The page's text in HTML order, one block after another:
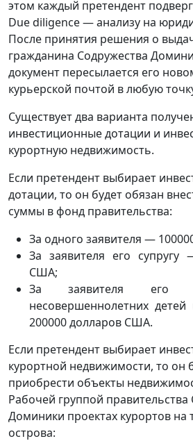
этом каждый претендент
Due diligence — анализу на
После принятия решения о
гражданина Содружества
документ пересылается его
курьерской почтой в любую
Существует два варианта
инвестиционные дотации и
курортную недвижимость.
Если претендент выбирает
дотации, то он будет обязан
суммы в фонд правительства:
За одного заявителя —
За заявителя его супругу
США;
За заявителя
несовершеннолетних
200000 долларов США.
Если претендент выбирает
курортной недвижимости, то он
приобрести объекты
Рабочей группой правительства
Доминики проектах курортов на
острова: